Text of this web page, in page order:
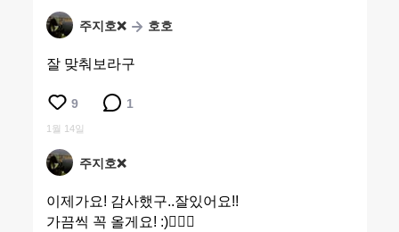
주지호❌ 호호
잘 맞춰보라구
9 1
1월 14일
주지호❌
이제가요! 감사했구..잘있어요!!
가끔씩 꼭 올게요! :)🙇🏻‍♀️